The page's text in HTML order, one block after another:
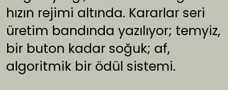
hızın rejimi altında. Kararlar seri
üretim bandında yazılıyor; temyiz,
bir buton kadar soğuk; af,
algoritmik bir ödül sistemi.